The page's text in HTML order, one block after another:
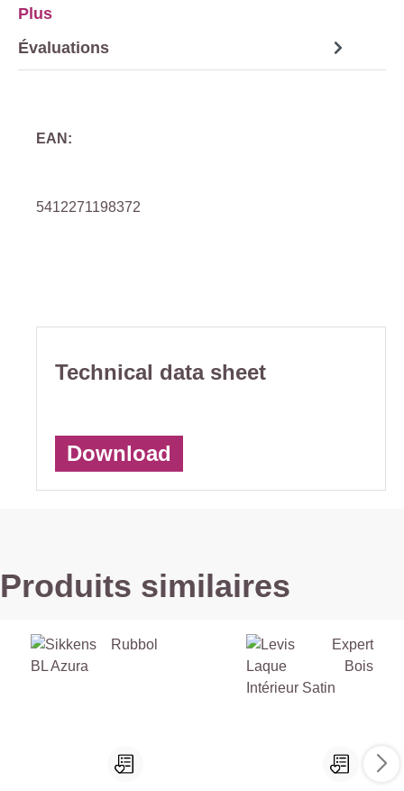
Plus
Évaluations
EAN:
5412271198372
Technical data sheet
Download
Produits similaires